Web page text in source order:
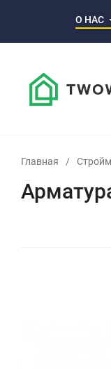
О НАС
Главная /